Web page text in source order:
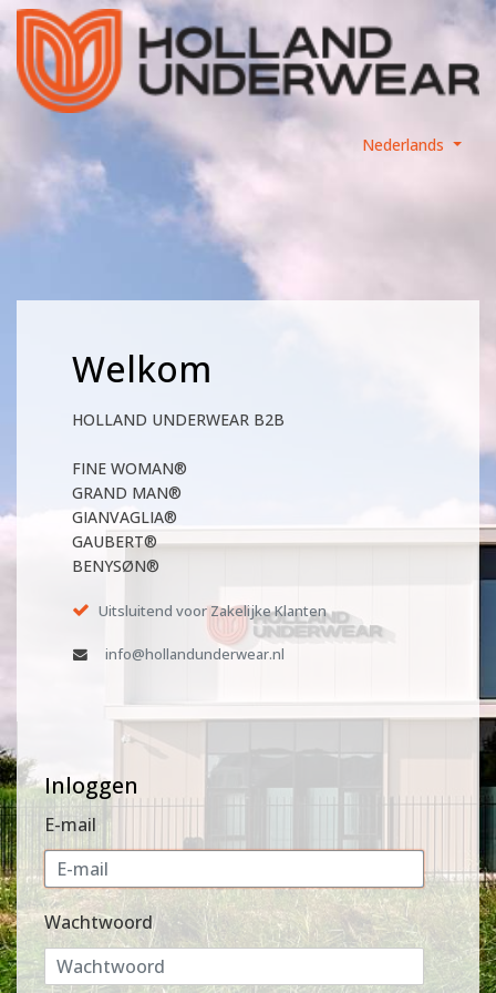
Nederlands
Welkom
HOLLAND UNDERWEAR B2B
FINE WOMAN®
GRAND MAN®
GIANVAGLIA®
GAUBERT®
BENYSØN®
Uitsluitend voor Zakelijke Klanten
info@hollandunderwear.nl
Inloggen
E-mail
Wachtwoord